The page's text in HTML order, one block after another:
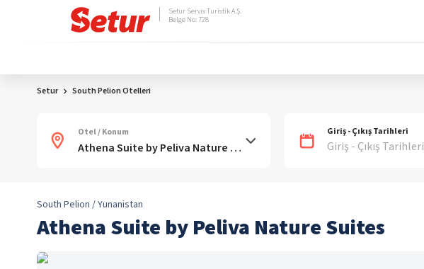
Setur Servis Turistik A.Ş.
Belge No: 728
Setur South Pelion Otelleri
Otel / Konum Giriş - Çıkış Tarihleri
Giriş - Çıkış Tarihleri
South Pelion / Yunanistan
Athena Suite by Peliva Nature Suites